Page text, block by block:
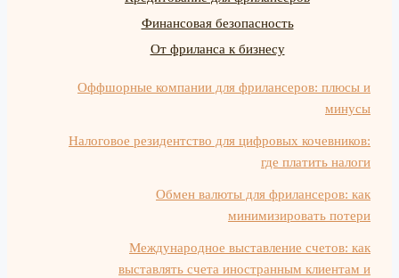
Финансовая безопасность
От фриланса к бизнесу
Оффшорные компании для фрилансеров: плюсы и
минусы
Налоговое резидентство для цифровых кочевников:
где платить налоги
Обмен валюты для фрилансеров: как
минимизировать потери
Международное выставление счетов: как
выставлять счета иностранным клиентам и